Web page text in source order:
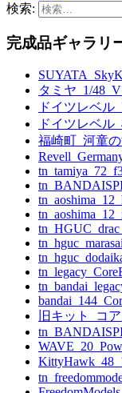
検索:
完成品ギャラリ
タミヤ_1/
ドイツレベル
ドイツレベル
福崎町_河童
旧キット_コ